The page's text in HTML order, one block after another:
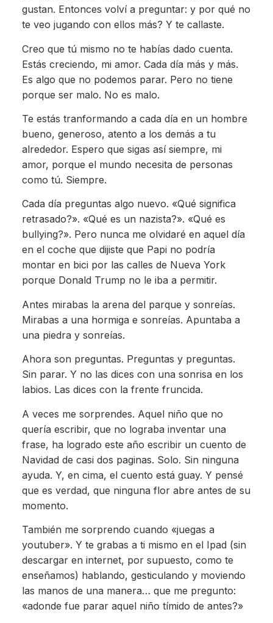
gustan. Entonces volví a preguntar: y por qué no
te veo jugando con ellos más? Y te callaste.
Creo que tú mismo no te habías dado cuenta.
Estás creciendo, mi amor. Cada día más y más.
Es algo que no podemos parar. Pero no tiene
porque ser malo. No es malo.
Te estás tranformando a cada día en un hombre
bueno, generoso, atento a los demás a tu
alrededor. Espero que sigas así siempre, mi
amor, porque el mundo necesita de personas
como tú. Siempre.
Cada día preguntas algo nuevo. «Qué significa
retrasado?». «Qué es un nazista?». «Qué es
bullying?». Pero nunca me olvidaré en aquel día
en el coche que dijiste que Papi no podría
montar en bici por las calles de Nueva York
porque Donald Trump no le iba a permitir.
Antes mirabas la arena del parque y sonreías.
Mirabas a una hormiga e sonreías. Apuntaba a
una piedra y sonreías.
Ahora son preguntas. Preguntas y preguntas.
Sin parar. Y no las dices con una sonrisa en los
labios. Las dices con la frente fruncida.
A veces me sorprendes. Aquel niño que no
quería escribir, que no lograba inventar una
frase, ha logrado este año escribir un cuento de
Navidad de casi dos paginas. Solo. Sin ninguna
ayuda. Y, en cima, el cuento está guay. Y pensé
que es verdad, que ninguna flor abre antes de su
momento.
También me sorprendo cuando «juegas a
youtuber». Y te grabas a ti mismo en el Ipad (sin
descargar en internet, por supuesto, como te
enseñamos) hablando, gesticulando y moviendo
las manos de una manera… que me pregunto:
«adonde fue parar aquel niño tímido de antes?»